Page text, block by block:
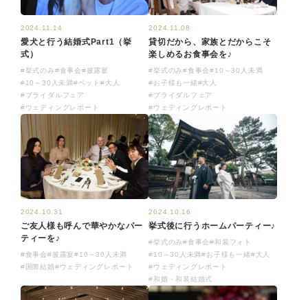
2024.11.14
愛犬と行う結婚式Part1（挙
式）
#挙式のみ#食事会#披露宴
#10～30人未満#ペット#大人
#ブライダルフェア
#ウェディングレポート
2024.11.08
貸切だから、家族とだからこそ
楽しめるお食事会を♪
#挙式のみ#食事会#10～30人未満
#お子様も一緒#大人
#ブライダルフェア
#ウェディングレポート
2024.10.31
ご友人様も呼んで華やかなパー
ティーを♪
#食事会#披露宴#10～30人未満
#国際結婚#ウェディングレポート
2024.10.16
挙式後に行うホームパーティー♪
#挙式のみ#食事会#和装フォト
#10～30人未満#お子様も一緒#大人
#ウェディングレポート
#和婚・和装結婚式